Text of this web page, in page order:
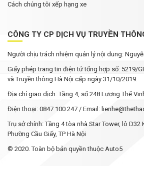
Cách chúng tôi xếp hạng xe
CÔNG TY CP DỊCH VỤ TRUYỀN
Người chịu trách nhiệm quản lý nội dung:
Giấy phép trang tin điện tử tổng hợp số: 5219/
và Truyền thông Hà Nội cấp ngày 31/10/2019.
Địa chỉ giao dịch: Tầng 4, số 248 Lương Thế
Điện thoại: 0847 100 247 / Email:
Trụ sở chính: Tầng 4 tòa nhà Star Tower, lô D32
Phường Cầu Giấy, TP Hà Nội
© 2020. Toàn bộ bản quyền thuộc Auto5